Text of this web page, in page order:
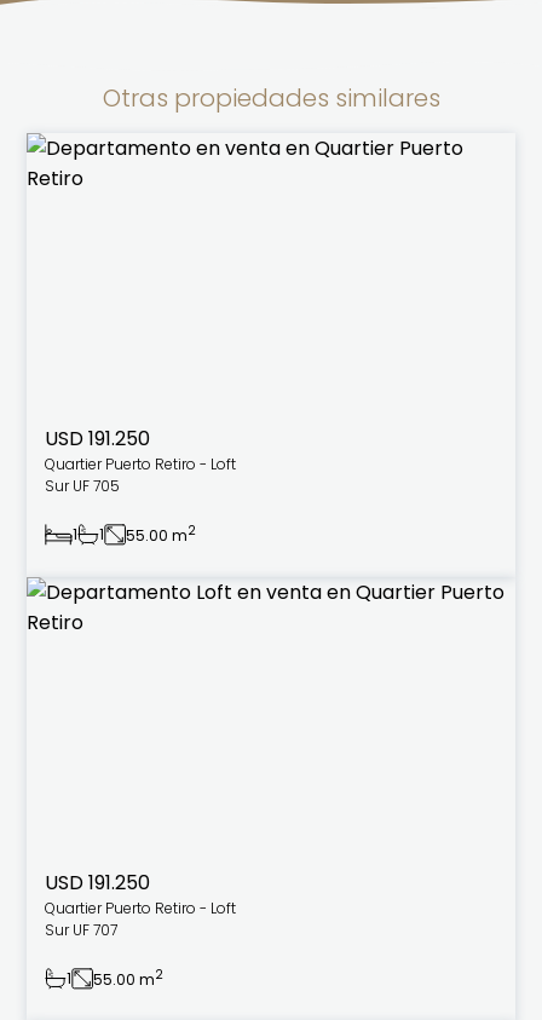
Otras propiedades similares
USD 191.250
Quartier Puerto Retiro - Loft
Sur UF 705
1 1 55.00 m2
USD 191.250
Quartier Puerto Retiro - Loft
Sur UF 707
1 55.00 m2